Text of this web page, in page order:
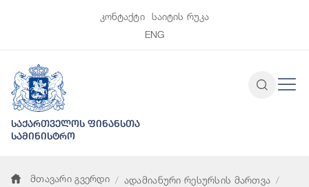
კონტაქტი
საიტის რუკა
ENG
საქართველოს ფინანსთა
სამინისტრო
მთავარი გვერდი
ადამიანური რესურსის მართვა